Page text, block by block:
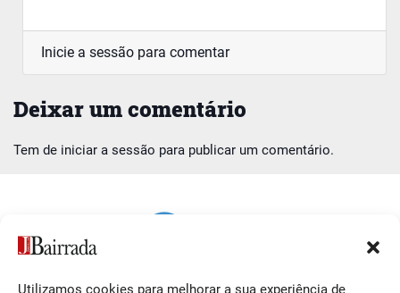
Utilizamos cookies para melhorar a sua experiência de
Inicie a sessão para comentar
Deixar um comentário
Tem de iniciar a sessão para publicar um comentário.